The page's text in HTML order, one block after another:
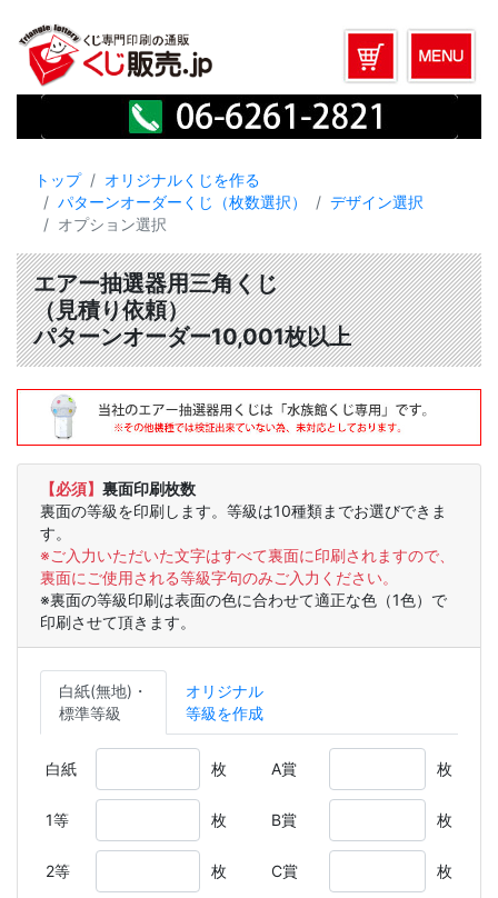
トップ
オリジナルくじを作る
パターンオーダーくじ（枚数選択）
デザイン選択
オプション選択
エアー抽選器用三角くじ
（見積り依頼）
パターンオーダー10,001枚以上
【必須】 裏面印刷枚数
裏面の等級を印刷します。等級は10種類までお選びできま
す。
※ご入力いただいた文字はすべて裏面に印刷されますので、
裏面にご使用される等級字句のみご入力ください。
※裏面の等級印刷は表面の色に合わせて適正な色（1色）で
印刷させて頂きます。
白紙(無地)・
標準等級
オリジナル
等級を作成
白紙 枚
1等 枚
2等 枚
A賞 枚
B賞 枚
C賞 枚